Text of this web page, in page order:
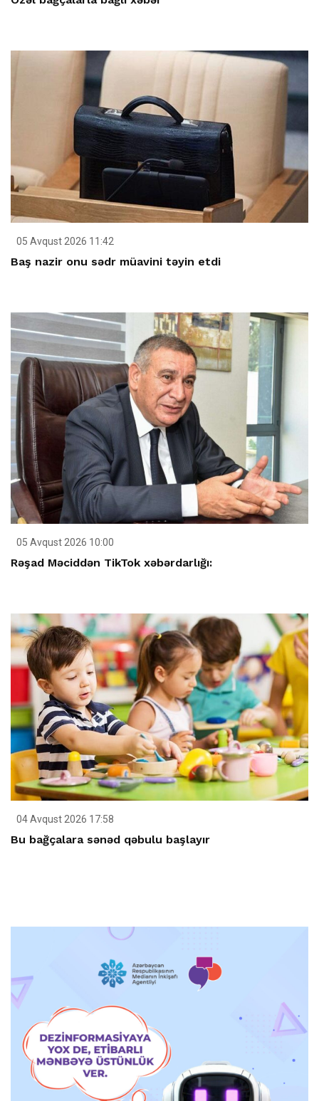
05 Avqust 2026 11:42
Baş nazir onu sədr müavini təyin etdi
05 Avqust 2026 10:00
Rəşad Məciddən TikTok xəbərdarlığı:
04 Avqust 2026 17:58
Bu bağçalara sənəd qəbulu başlayır